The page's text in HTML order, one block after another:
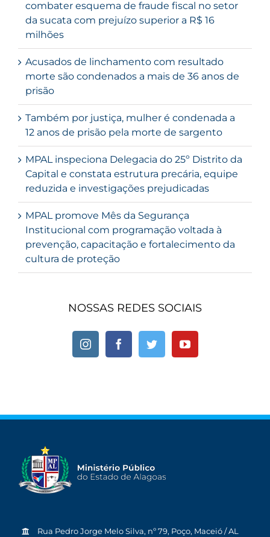
combater esquema de fraude fiscal no setor
da sucata com prejuízo superior a R$ 16
milhões
Acusados de linchamento com resultado
morte são condenados a mais de 36 anos de
prisão
Também por justiça, mulher é condenada a
12 anos de prisão pela morte de sargento
MPAL inspeciona Delegacia do 25º Distrito da
Capital e constata estrutura precária, equipe
reduzida e investigações prejudicadas
MPAL promove Mês da Segurança
Institucional com programação voltada à
prevenção, capacitação e fortalecimento da
cultura de proteção
NOSSAS REDES SOCIAIS
Rua Pedro Jorge Melo Silva, nº 79, Poço, Maceió / AL